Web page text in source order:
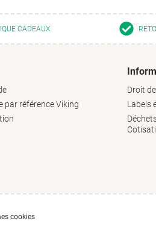
CADEAUX
par référence Viking
Droit
Labels
cookies